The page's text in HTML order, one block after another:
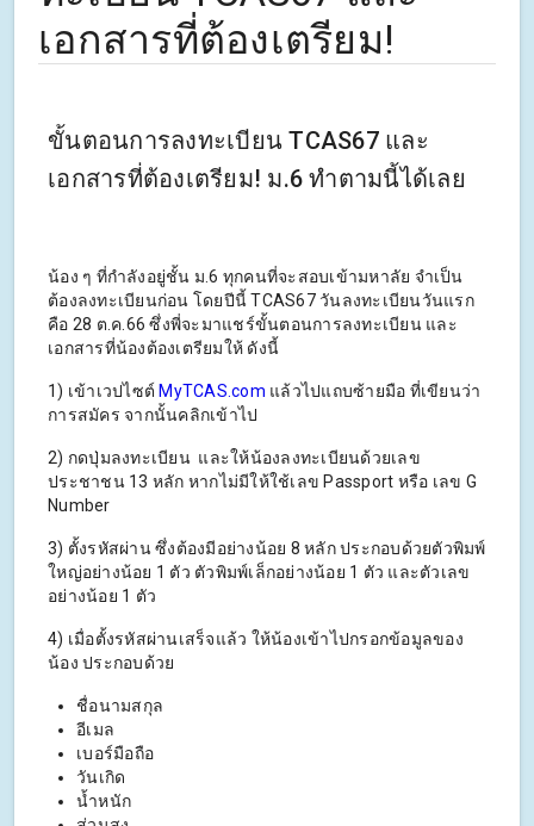
เอกสารที่ต้องเตรียม!
ขั้นตอนการลงทะเบียน TCAS67 และ
เอกสารที่ต้องเตรียม! ม.6 ทำตามนี้ได้เลย
น้อง ๆ ที่กำลังอยู่ชั้น ม.6 ทุกคนที่จะสอบเข้ามหาลัย จำเป็น
ต้องลงทะเบียนก่อน โดยปีนี้ TCAS67 วันลงทะเบียนวันแรก
คือ 28 ต.ค.66 ซึ่งพี่จะมาแชร์ขั้นตอนการลงทะเบียน และ
เอกสารที่น้องต้องเตรียมให้ ดังนี้
1) เข้าเวปไซต์ MyTCAS.com แล้วไปแถบซ้ายมือ ที่เขียนว่า
การสมัคร จากนั้นคลิกเข้าไป
2) กดปุ่มลงทะเบียน และให้น้องลงทะเบียนด้วยเลข
ประชาชน 13 หลัก หากไม่มีให้ใช้เลข Passport หรือ เลข G
Number
3) ตั้งรหัสผ่าน ซึ่งต้องมีอย่างน้อย 8 หลัก ประกอบด้วยตัวพิมพ์
ใหญ่อย่างน้อย 1 ตัว ตัวพิมพ์เล็กอย่างน้อย 1 ตัว และตัวเลข
อย่างน้อย 1 ตัว
4) เมื่อตั้งรหัสผ่านเสร็จแล้ว ให้น้องเข้าไปกรอกข้อมูลของ
น้อง ประกอบด้วย
ชื่อนามสกุล
อีเมล
เบอร์มือถือ
วันเกิด
น้ำหนัก